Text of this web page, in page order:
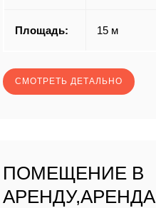
Площадь: 15 м
СМОТРЕТЬ ДЕТАЛЬНО
ПОМЕЩЕНИЕ В
АРЕНДУ,АРЕНДА